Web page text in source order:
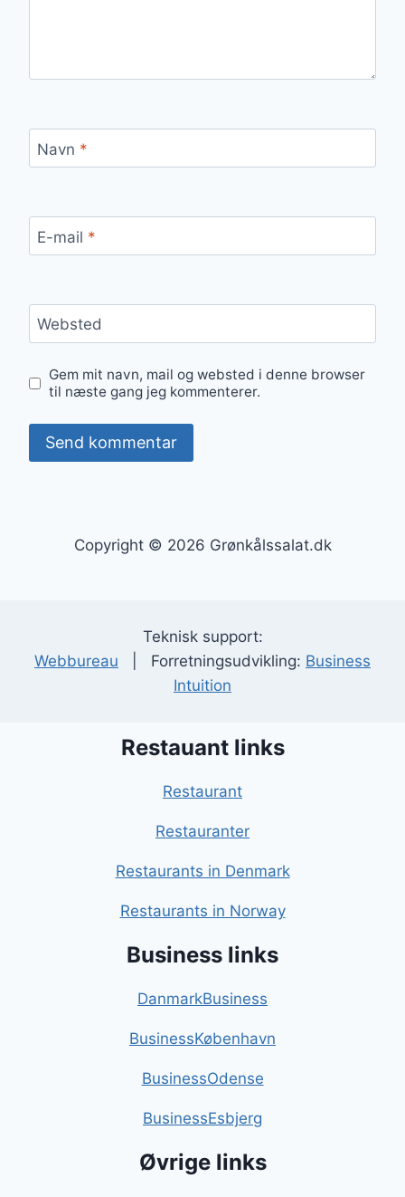
Navn *
E-mail *
Websted
Gem mit navn, mail og websted i denne browser
til næste gang jeg kommenterer.
Copyright © 2026 Grønkålssalat.dk
Teknisk support:
Webbureau | Forretningsudvikling: Business
Intuition
Restauant links
Restaurant
Restauranter
Restaurants in Denmark
Restaurants in Norway
Business links
DanmarkBusiness
BusinessKøbenhavn
BusinessOdense
BusinessEsbjerg
Øvrige links